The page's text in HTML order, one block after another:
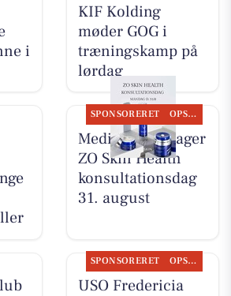
i
KIF Kolding
møder GOG i
træningskamp på
lørdag
SPONSORERET OPSLAGSTAVLEN
MediSkin gentager
ZO Skin Health
konsultationsdag
31. august
SPONSORERET OPSLAGSTAVLEN
USO Fredericia